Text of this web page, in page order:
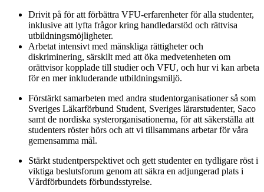
Drivit på för att förbättra VFU-erfarenheter för alla studenter,
inklusive att lyfta frågor kring handledarstöd och rättvisa
utbildningsmöjligheter.
Arbetat intensivt med mänskliga rättigheter och
diskriminering, särskilt med att öka medvetenheten om
orättvisor kopplade till studier och VFU, och hur vi kan arbeta
för en mer inkluderande utbildningsmiljö.
Förstärkt samarbeten med andra studentorganisationerså som
Sveriges Läkarförbund Student, Sveriges lärarstudenter, Saco
samt de nordiska systerorganisationerna, för att säkerställa att
studenters röster hörs och att vi tillsammans arbetar för våra
gemensamma mål.
Stärkt studentperspektivet och gett studenter en tydligare röst i
viktiga beslutsforum genom att säkra en adjungerad plats i
Vårdförbundets förbundsstyrelse.